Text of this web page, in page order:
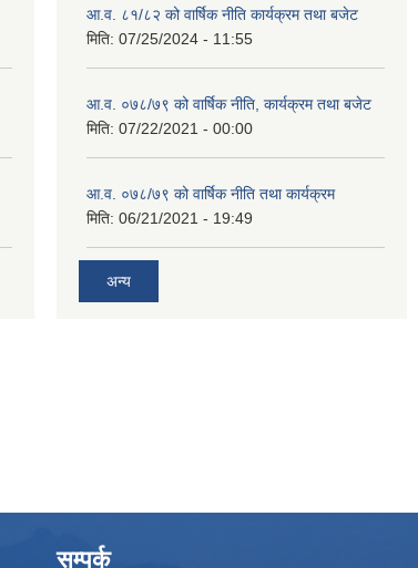
आ.व. ८१/८२ को वार्षिक नीति कार्यक्रम तथा बजेट
मिति: 07/25/2024 - 11:55
आ.व. ०७८/७९ को वार्षिक नीति, कार्यक्रम तथा बजेट
मिति: 07/22/2021 - 00:00
आ.व. ०७८/७९ को वार्षिक नीति तथा कार्यक्रम
मिति: 06/21/2021 - 19:49
अन्य
सम्पर्क